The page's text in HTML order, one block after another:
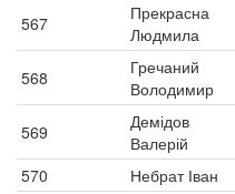
567
Прекрасна
Людмила
568
Гречаний
Володимир
569
Демідов
Валерій
570
Небрат Іван